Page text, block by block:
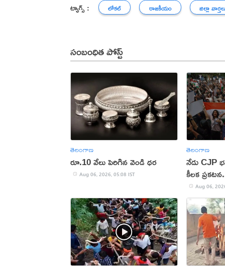
ట్యాగ్స్ : లోకల్ రాజకీయం జిల్లా
సంబంధిత పోస్ట్
తెలంగాణ
రూ.10 వేలు పెరిగిన వెండి ధర
Aug 06, 2026, 05:08 IST
తెలంగాణ
నేడు CJP
కీలక
ఉత్కంఠ
Aug 06,